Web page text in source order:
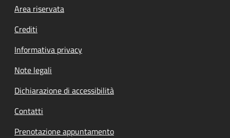
Footer menu
Area riservata
Crediti
Informativa privacy
Note legali
Dichiarazione di accessibilità
Contatti
Prenotazione appuntamento